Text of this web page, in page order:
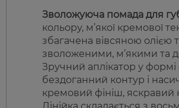
Зволожуюча помада для
кольору, м’якої кремової
збагачена вівсяною олією
зволоженими, м’якими та
Зручний аплікатор у
бездоганний контур і
кремовий фініш, яскравий